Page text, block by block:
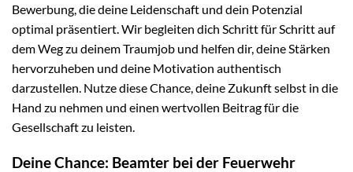
Bewerbung, die deine Leidenschaft und dein Potenzial
optimal präsentiert. Wir begleiten dich Schritt für Schritt auf
dem Weg zu deinem Traumjob und helfen dir, deine Stärken
hervorzuheben und deine Motivation authentisch
darzustellen. Nutze diese Chance, deine Zukunft selbst in die
Hand zu nehmen und einen wertvollen Beitrag für die
Gesellschaft zu leisten.
Deine Chance: Beamter bei der Feuerwehr